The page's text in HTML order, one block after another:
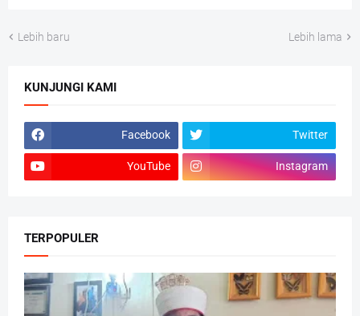
Lebih baru Lebih lama
KUNJUNGI KAMI
Facebook Twitter
YouTube Instagram
TERPOPULER